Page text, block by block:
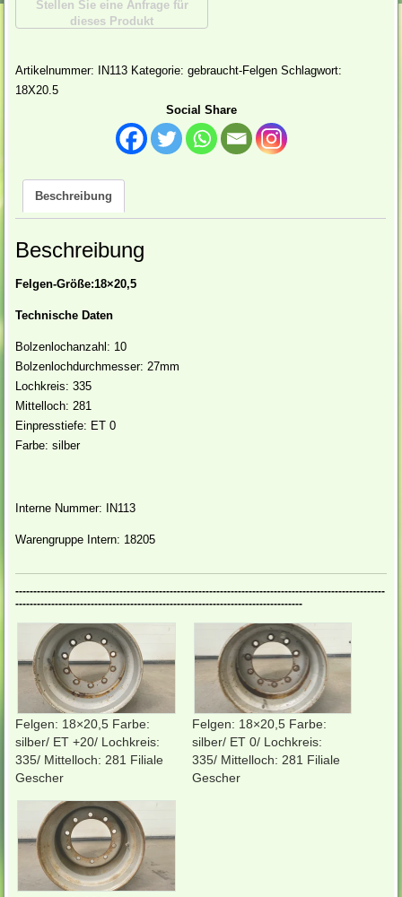
Artikelnummer: IN113 Kategorie:gebraucht-Felgen Schlagwort:
18X20.5
Social Share
Beschreibung
Beschreibung
Felgen-Größe:18×20,5
Technische Daten
Bolzenlochanzahl: 10
Bolzenlochdurchmesser: 27mm
Lochkreis: 335
Mittelloch: 281
Einpresstiefe: ET 0
Farbe: silber
Interne Nummer: IN113
Warengruppe Intern: 18205
-------------------------------------------------------------------------------------------------------
--------------------------------------------------------------------------------
Felgen: 18×20,5 Farbe:
silber/ ET +20/ Lochkreis:
335/ Mittelloch: 281 Filiale
Gescher
Felgen: 18×20,5 Farbe:
silber/ ET 0/ Lochkreis:
335/ Mittelloch: 281 Filiale
Gescher